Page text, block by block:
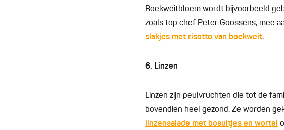
Boekweitbloem wordt bijvoorbeeld
zoals top chef Peter Goossens, mee
slakjes met risotto van boekweit.
6. Linzen
Linzen zijn peulvruchten die tot de
bovendien heel gezond. Ze worden
linzensalade met bosuitjes en wortel